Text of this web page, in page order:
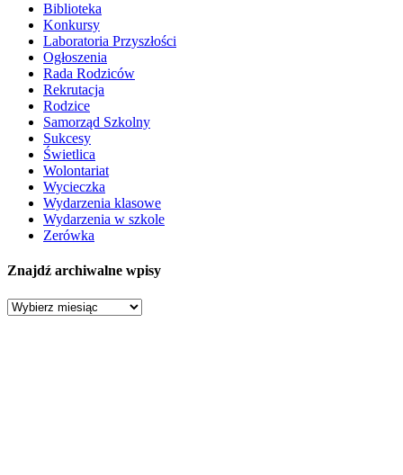
Biblioteka
Konkursy
Laboratoria Przyszłości
Ogłoszenia
Rada Rodziców
Rekrutacja
Rodzice
Samorząd Szkolny
Sukcesy
Świetlica
Wolontariat
Wycieczka
Wydarzenia klasowe
Wydarzenia w szkole
Zerówka
Znajdź archiwalne wpisy
Znajdź